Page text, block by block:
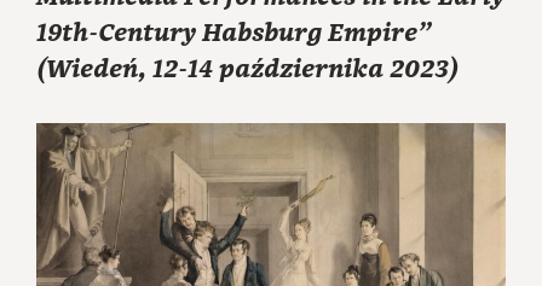
19th-Century Habsburg Empire”
(Wiedeń, 12-14 października 2023)